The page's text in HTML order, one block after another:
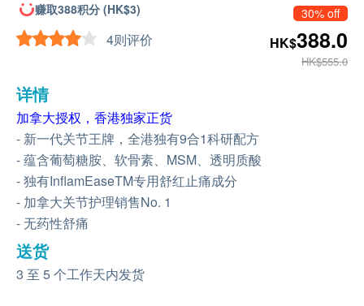
赚取388积分 (HK$3)
4则评价
30% off
HK$388.0
HK$555.0
详情
加拿大授权，香港独家正货
- 新一代关节王牌，全港独有9合1科研配方
- 蕴含葡萄糖胺、软骨素、MSM、透明质酸
- 独有InflamEaseTM专用舒红止痛成分
- 加拿大关节护理销售No. 1
- 无药性舒痛
送货
3 至 5 个工作天内发货